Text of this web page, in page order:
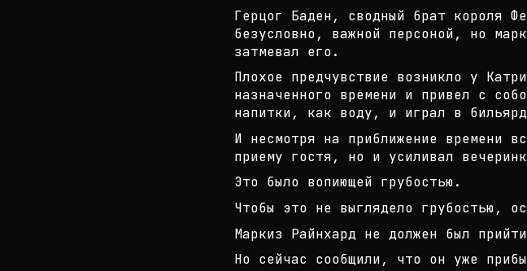
Герцог Баден, сводный брат короля
безусловно, важной персоной, но
затмевал его.
Плохое предчувствие возникло у
назначенного времени и привел с
напитки,
как воду, и играл в
И несмотря на приближение времени
приему гостя, но и усиливал в
Это было вопиющей грубостью.
Чтобы это не выглядело грубостью,
Маркиз Райнхард не должен был
Но сейчас сообщили, что он уже